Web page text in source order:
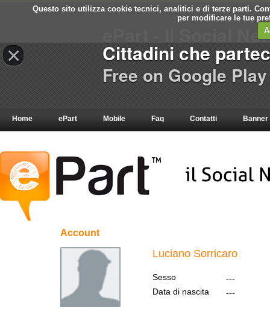
Questo sito utilizza cookie tecnici, analitici e di terze parti.
per modificare le tue
Home ePart Mobile Faq Contatti Banner
Account
Luciano Sorricaro
Sesso
---
Data di nascita
---
×
ePart - Il Social
Cittadini che
Free on Google Play